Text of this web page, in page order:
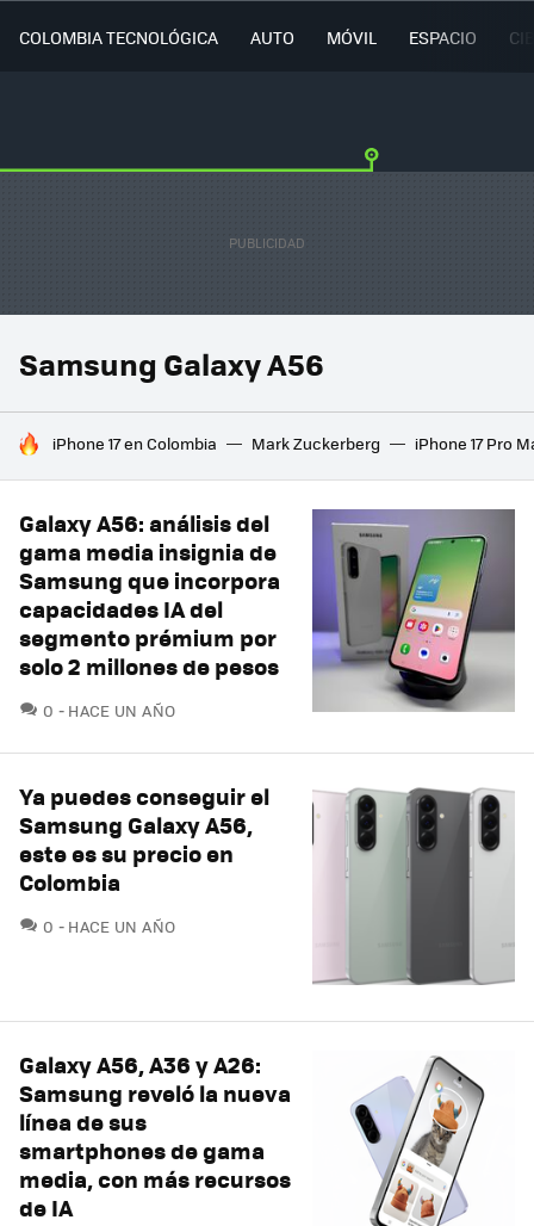
COLOMBIA TECNOLÓGICA AUTO MÓVIL ESPACIO
Samsung Galaxy A56
HOY SE HABLA DE
iPhone 17 en Colombia Mark Zuckerberg iPhone 17 Pro
Galaxy A56: análisis del
gama media insignia de
Samsung que incorpora
capacidades IA del
segmento prémium por
solo 2 millones de pesos
0 COMENTARIOS
HACE UN AÑO
Ya puedes conseguir el
Samsung Galaxy A56,
este es su precio en
Colombia
0 COMENTARIOS
HACE UN AÑO
Galaxy A56, A36 y A26:
Samsung reveló la nueva
línea de sus
smartphones de gama
media, con más recursos
de IA